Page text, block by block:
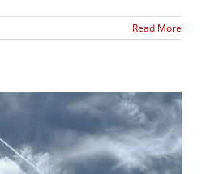
Read More